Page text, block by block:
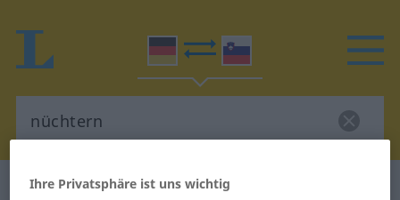
Deutsch-Slowenisch Wörterbuch
Ihre Privatsphäre ist uns wichtig